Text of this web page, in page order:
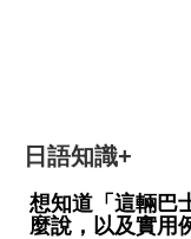
日語知識+
想知道「這輛巴
麼說，以及實用